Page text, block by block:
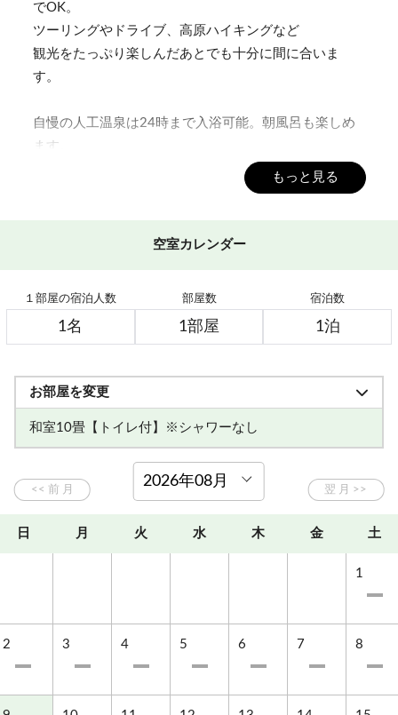
でOK。
ツーリングやドライブ、高原ハイキングなど
観光をたっぷり楽しんだあとでも十分に間に合いま
す。
自慢の人工温泉は24時まで入浴可能。朝風呂も楽しめ
ます。
営業時間 ≪朝食≫7：30～9：00
志賀高原唯一の『人工温泉』です。
マイナスイオン作用によって、血行を活発にし、体の
芯から温めます。
『美肌作りの湯』『健康を取り戻す湯』とも言われ、
神経痛・腰痛・肩こり・冷え性・疲労回復など効果も
さまざま。
もっと見る
空室カレンダー
１部屋の宿泊人数 部屋数 宿泊数
お部屋を変更
和室10畳【トイレ付】※シャワーなし
日 月 火 水 木 金 土
1
2 3 4 5 6 7 8